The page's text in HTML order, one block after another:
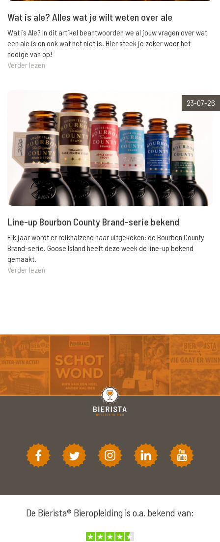
Wat is ale? Alles wat je wilt weten over ale
Wat is Ale? In dit artikel beantwoorden we al jouw vragen over wat
een ale is en ook wat het niet is. Hier steek je zeker weer het
nodige van op!
Verder lezen
23-07-26
Line-up Bourbon County Brand-serie bekend
Elk jaar wordt er reikhalzend naar uitgekeken: de Bourbon County
Brand-serie. Goose Island heeft deze week de line-up bekend
gemaakt.
Verder lezen
De Bierista® Bieropleiding is o.a. bekend van: